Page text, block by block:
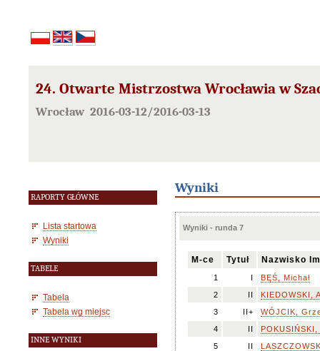
24. Otwarte Mistrzostwa Wrocławia w
Wrocław 2016-03-12/2016-03-13
RAPORTY GŁÓWNE
Lista startowa
Wyniki
TABELE
Tabela
Tabela wg miejsc
INNE WYNIKI
Wyniki
Wyniki - runda 7
M-ce Tytuł Nazwisko
1 I
BĘŚ, Michał
2
II
KIEDOWSKI,
3
II+
WÓJCIK,
4
II
POKUSIŃSKI,
5
II